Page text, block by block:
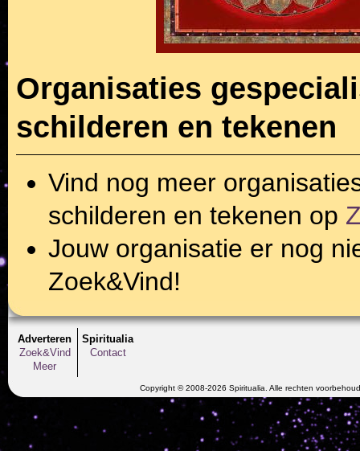
Organisaties
schilderen en tekenen
Vind nog meer
schilderen en tekenen op
Jouw organisatie er nog
Zoek&Vind!
Adverteren
Zoek&Vind
Meer
Spiritualia
Contact
Copyright © 2008-2026 Spiritualia. Alle rechten